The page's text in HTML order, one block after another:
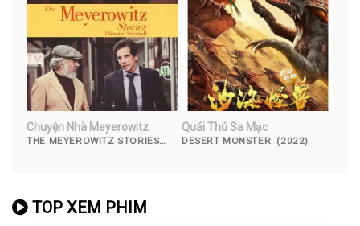
Chuyện Nhà Meyerowitz
THE MEYEROWITZ STORIES
Quái Thú Sa Mạc
DESERT MONSTER (2022)
TOP XEM PHIM